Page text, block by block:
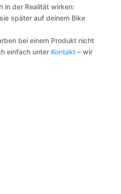
in der Realität wirken:
später auf deinem Bike
bei einem Produkt nicht
einfach unter Kontakt – wir